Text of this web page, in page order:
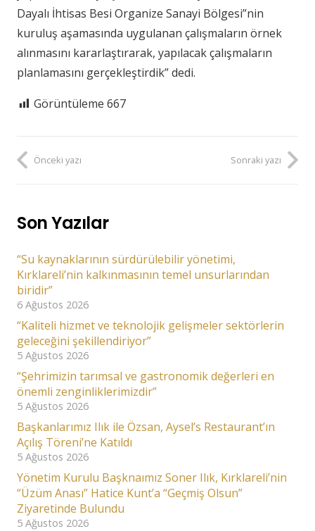
Dayalı İhtisas Besi Organize Sanayi Bölgesi”nin
kuruluş aşamasında uygulanan çalışmaların örnek
alınmasını kararlaştırarak, yapılacak çalışmaların
planlamasını gerçekleştirdik” dedi.
Görüntüleme 667
Önceki yazı Sonraki yazı
Son Yazılar
“Su kaynaklarının sürdürülebilir yönetimi,
Kırklareli’nin kalkınmasının temel unsurlarından
biridir”
6 Ağustos 2026
“Kaliteli hizmet ve teknolojik gelişmeler sektörlerin
geleceğini şekillendiriyor”
5 Ağustos 2026
“Şehrimizin tarımsal ve gastronomik değerleri en
önemli zenginliklerimizdir”
5 Ağustos 2026
Başkanlarımız Ilık ile Özsan, Aysel’s Restaurant’ın
Açılış Töreni’ne Katıldı
5 Ağustos 2026
Yönetim Kurulu Başknaımız Soner Ilık, Kırklareli’nin
“Üzüm Anası” Hatice Kunt’a “Geçmiş Olsun”
Ziyaretinde Bulundu
5 Ağustos 2026